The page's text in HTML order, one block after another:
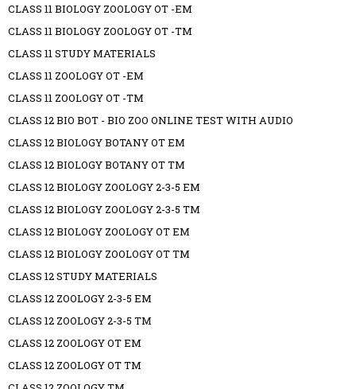
CLASS 11 BIOLOGY ZOOLOGY OT -EM
CLASS 11 BIOLOGY ZOOLOGY OT -TM
CLASS 11 STUDY MATERIALS
CLASS 11 ZOOLOGY OT -EM
CLASS 11 ZOOLOGY OT -TM
CLASS 12 BIO BOT - BIO ZOO ONLINE TEST WITH AUDIO
CLASS 12 BIOLOGY BOTANY OT EM
CLASS 12 BIOLOGY BOTANY OT TM
CLASS 12 BIOLOGY ZOOLOGY 2-3-5 EM
CLASS 12 BIOLOGY ZOOLOGY 2-3-5 TM
CLASS 12 BIOLOGY ZOOLOGY OT EM
CLASS 12 BIOLOGY ZOOLOGY OT TM
CLASS 12 STUDY MATERIALS
CLASS 12 ZOOLOGY 2-3-5 EM
CLASS 12 ZOOLOGY 2-3-5 TM
CLASS 12 ZOOLOGY OT EM
CLASS 12 ZOOLOGY OT TM